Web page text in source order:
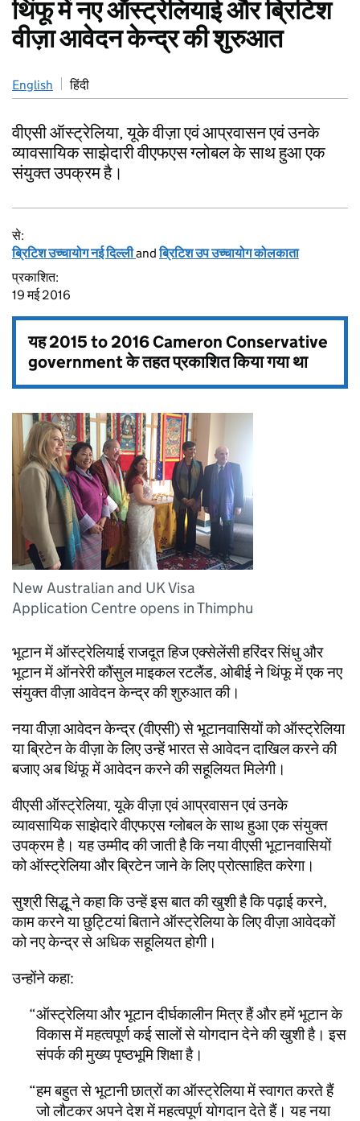
थिंफू में नए ऑस्ट्रेलियाई और ब्रिटिश
वीज़ा आवेदन केन्द्र की शुरुआत
English हिंदी
वीएसी ऑस्ट्रेलिया, यूके वीज़ा एवं आप्रवासन एवं उनके
व्यावसायिक साझेदारी वीएफएस ग्लोबल के साथ हुआ एक
संयुक्त उपक्रम है।
से:
ब्रिटिश उच्‍चायोग नई दिल्लीandब्रिटिश उप उच्चायोग कोलकाता
प्रकाशित:
19 मई 2016
यह2015 to 2016 Cameron Conservative
governmentके तहत प्रकाशित किया गया था
New Australian and UK Visa
Application Centre opens in Thimphu
भूटान में ऑस्ट्रेलियाई राजदूत हिज एक्सेलेंसी हरिंदर सिंधु और
भूटान में ऑनरेरी कौंसुल माइकल रटलैंड, ओबीई ने थिंफू में एक नए
संयुक्त वीज़ा आवेदन केन्द्र की शुरुआत की।
नया वीज़ा आवेदन केन्द्र (वीएसी) से भूटानवासियों को ऑस्ट्रेलिया
या ब्रिटेन के वीज़ा के लिए उन्हें भारत से आवेदन दाखिल करने की
बजाए अब थिंफू में आवेदन करने की सहूलियत मिलेगी।
वीएसी ऑस्ट्रेलिया, यूके वीज़ा एवं आप्रवासन एवं उनके
व्यावसायिक साझेदारे वीएफएस ग्लोबल के साथ हुआ एक संयुक्त
उपक्रम है। यह उम्मीद की जाती है कि नया वीएसी भूटानवासियों
को ऑस्ट्रेलिया और ब्रिटेन जाने के लिए प्रोत्साहित करेगा।
सुश्री सिद्धू ने कहा कि उन्हें इस बात की खुशी है कि पढ़ाई करने,
काम करने या छुट्टियां बिताने ऑस्ट्रेलिया के लिए वीज़ा आवेदकों
को नए केन्द्र से अधिक सहूलियत होगी।
उन्होंने कहा:
ऑस्ट्रेलिया और भूटान दीर्घकालीन मित्र हैं और हमें भूटान के
विकास में महत्वपूर्ण कई सालों से योगदान देने की खुशी है। इस
संपर्क की मुख्य पृष्ठभूमि शिक्षा है।
हम बहुत से भूटानी छात्रों का ऑस्ट्रेलिया में स्वागत करते हैं
जो लौटकर अपने देश में महत्वपूर्ण योगदान देते हैं। यह नया